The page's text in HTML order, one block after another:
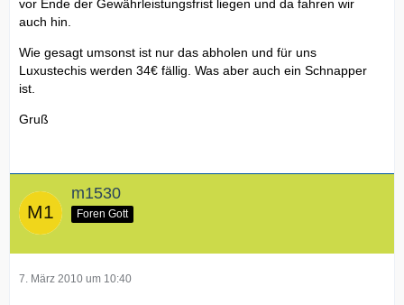
vor Ende der Gewährleistungsfrist liegen und da fahren wir
auch hin.
Wie gesagt umsonst ist nur das abholen und für uns
Luxustechis werden 34€ fällig. Was aber auch ein Schnapper
ist.
Gruß
m1530
Foren Gott
7. März 2010 um 10:40